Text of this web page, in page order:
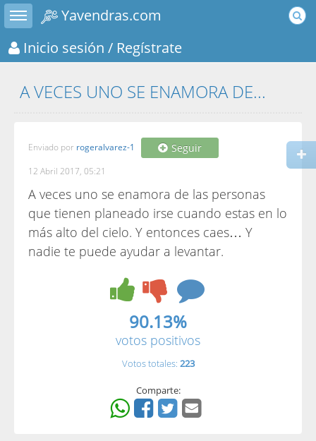
Toggle sidebar
Yavendras.com
Inicio sesión / Regístrate
A VECES UNO SE ENAMORA DE...
Enviado por rogeralvarez-1 Seguir
12 Abril 2017, 05:21
A veces uno se enamora de las personas
que tienen planeado irse cuando estas en lo
más alto del cielo. Y entonces caes… Y
nadie te puede ayudar a levantar.
90.13%
votos positivos
Votos totales: 223
Comparte: